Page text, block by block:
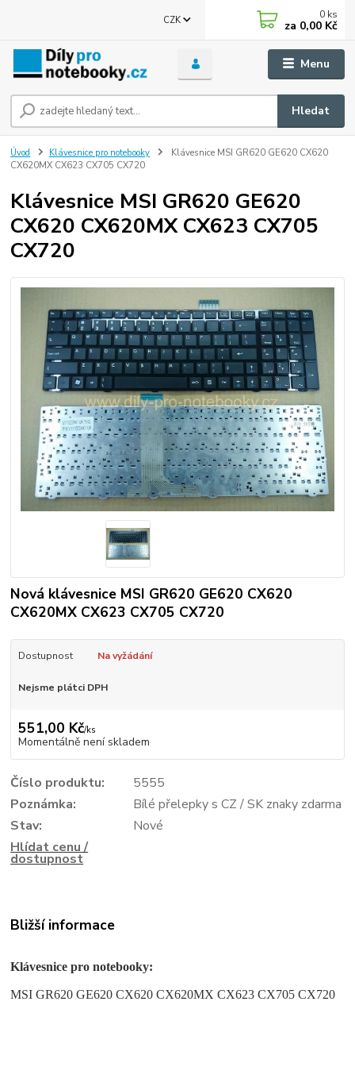
Menu
CZK
Hledat
0 ks
za 0,00 Kč
Úvod Klávesnice pro notebooky
Klávesnice MSI GR620 GE620 CX620
CX620MX CX623 CX705 CX720
Klávesnice MSI GR620 GE620
CX620 CX620MX CX623 CX705
CX720
Nová klávesnice MSI GR620 GE620 CX620
CX620MX CX623 CX705 CX720
Dostupnost Na vyžádání
Nejsme plátci DPH
551,00 Kč/ks
Momentálně není skladem
Číslo produktu:
5555
Poznámka:
Bílé přelepky s CZ / SK znaky zdarma
Stav:
Nové
Hlídat cenu /
dostupnost
Bližší informace
Klávesnice pro notebooky:
MSI GR620 GE620 CX620 CX620MX CX623 CX705 CX720